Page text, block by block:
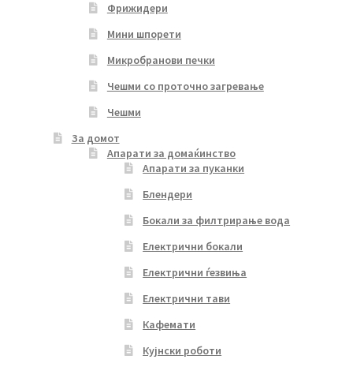
Фрижидери
Мини шпорети
Микробранови печки
Чешми со проточно загревање
Чешми
За домот
Апарати за домаќинство
Апарати за пуканки
Блендери
Бокали за филтрирање вода
Електрични бокали
Електрични ѓезвиња
Електрични тави
Кафемати
Кујнски роботи